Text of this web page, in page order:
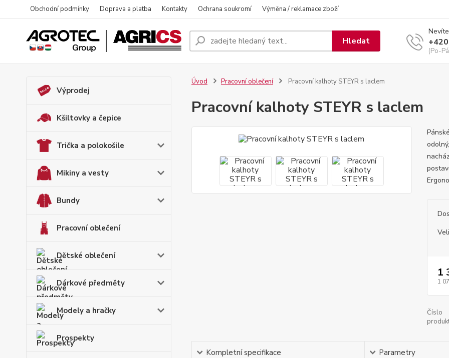
Obchodní podmínky Doprava a platba Kontakty Ochrana soukromí Výměna / reklamace zboží
Hledat
(Po-
Výprodej
Kšiltovky a čepice
Trička a polokošile
Mikiny a vesty
Bundy
Pracovní oblečení
Dětské oblečení
Dárkové předměty
Modely a hračky
Prospekty
Úvod Pracovní oblečení Pracovní kalhoty STEYR s laclem
Pracovní kalhoty STEYR s laclem
1
1
Číslo
Kompletní specifikace Parametry